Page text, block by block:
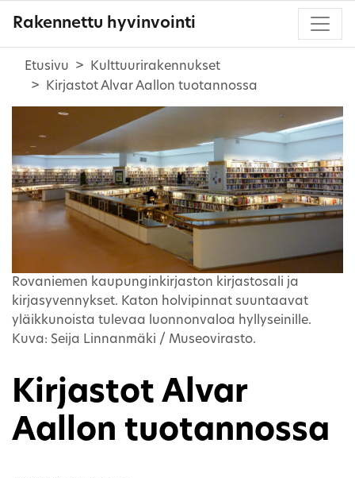
Rakennettu hyvinvointi
Etusivu
Kulttuurirakennukset
Kirjastot Alvar Aallon tuotannossa
Rovaniemen kaupunginkirjaston kirjastosali ja
kirjasyvennykset. Katon holvipinnat suuntaavat
yläikkunoista tulevaa luonnonvaloa hyllyseinille.
Kuva: Seija Linnanmäki / Museovirasto.
Kirjastot Alvar
Aallon tuotannossa